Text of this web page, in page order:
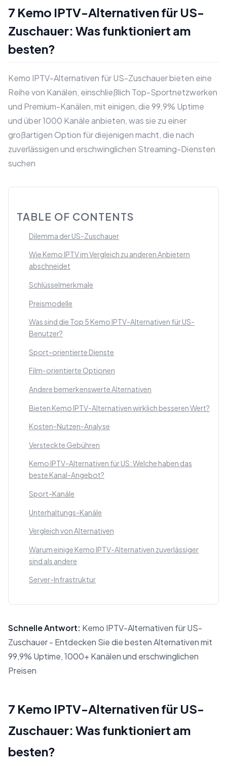
7 Kemo IPTV-Alternativen für US-
Zuschauer: Was funktioniert am
besten?
Kemo IPTV-Alternativen für US-Zuschauer bieten eine
Reihe von Kanälen, einschließlich Top-Sportnetzwerken
und Premium-Kanälen, mit einigen, die 99,9% Uptime
und über 1000 Kanäle anbieten, was sie zu einer
großartigen Option für diejenigen macht, die nach
zuverlässigen und erschwinglichen Streaming-Diensten
suchen
TABLE OF CONTENTS
Dilemma der US-Zuschauer
Wie Kemo IPTV im Vergleich zu anderen Anbietern
abschneidet
Schlüsselmerkmale
Preismodelle
Was sind die Top 5 Kemo IPTV-Alternativen für US-
Benutzer?
Sport-orientierte Dienste
Film-orientierte Optionen
Andere bemerkenswerte Alternativen
Bieten Kemo IPTV-Alternativen wirklich besseren Wert?
Kosten-Nutzen-Analyse
Versteckte Gebühren
Kemo IPTV-Alternativen für US: Welche haben das
beste Kanal-Angebot?
Sport-Kanäle
Unterhaltungs-Kanäle
Vergleich von Alternativen
Warum einige Kemo IPTV-Alternativen zuverlässiger
sind als andere
Server-Infrastruktur
Schnelle Antwort: Kemo IPTV-Alternativen für US-
Zuschauer - Entdecken Sie die besten Alternativen mit
99,9% Uptime, 1000+ Kanälen und erschwinglichen
Preisen
7 Kemo IPTV-Alternativen für US-
Zuschauer: Was funktioniert am
besten?